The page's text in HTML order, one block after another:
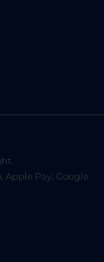
Apple Pay, Google